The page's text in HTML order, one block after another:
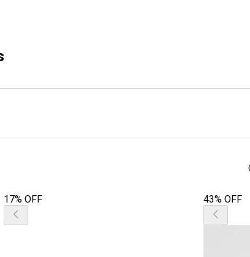
17% OFF 43% OFF